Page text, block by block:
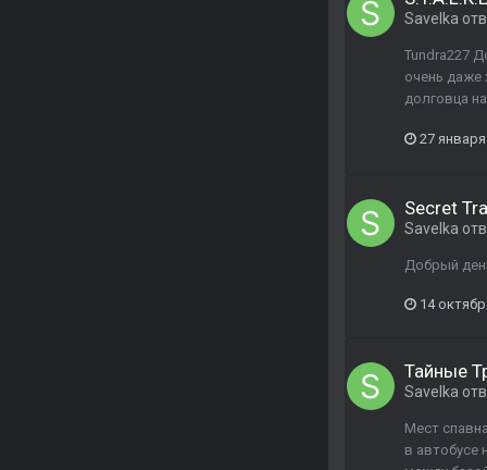
Savelka
Tundra227
очень даже
долговца
27 января
Secret
Savelka
Добрый
14
Тайные
Savelka
Мест
в автобусе